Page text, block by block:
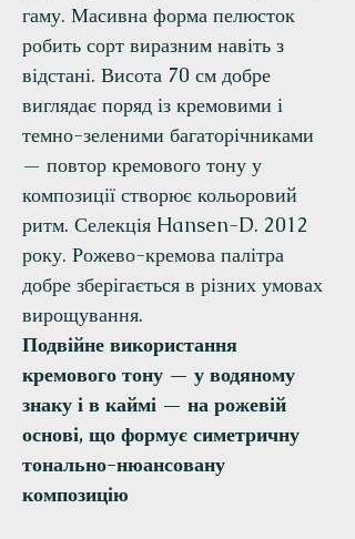
гаму. Масивна форма пелюсток
робить сорт виразним навіть з
відстані. Висота 70 см добре
виглядає поряд із кремовими і
темно-зеленими багаторічниками
— повтор кремового тону у
композиції створює кольоровий
ритм. Селекція Hansen-D. 2012
року. Рожево-кремова палітра
добре зберігається в різних умовах
вирощування.
Подвійне використання
кремового тону — у водяному
знаку і в каймі — на рожевій
основі, що формує симетричну
тонально-нюансовану
композицію